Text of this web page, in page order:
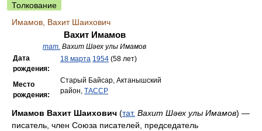
Толкование
Имамов, Вахит Шаихович
Вахит Имамов
тат. Вахит Шәех улы Имамов
Дата
рождения:
18 марта 1954 (58 лет)
Место
рождения:
Старый Байсар, Актанышский
район, ТАССР
Имамов Вахит Шаихович (тат. Вахит Шәех улы Имамов) —
писатель, член Союза писателей, председатель